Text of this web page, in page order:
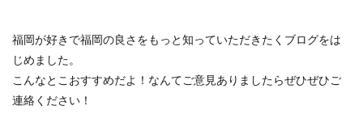
福岡が好きで福岡の良さをもっと知っていただきたくブログをは
じめました。
こんなとこおすすめだよ！なんてご意見ありましたらぜひぜひご
連絡ください！